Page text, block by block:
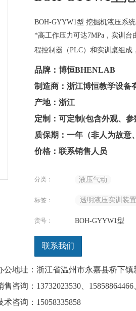
BOH-GYYW1型 挖掘机液压系
*高工作压力可达7MPa，实训
程控制器（PLC）和实训桌组成
品牌：博恒BHENLAB
制造商：浙江博恒教学设备
产地：浙江
定制：可定制(包含外观、
质保期：一年（非人为故意
价格：联系销售人员
分类： 液压气动
标签： 透明液压实训装置
货号： BOH-GYYW1型
联系我们
公地址：浙江省温州市永嘉县桥下
售咨询：13732023530、15858864466
术咨询：15058335858